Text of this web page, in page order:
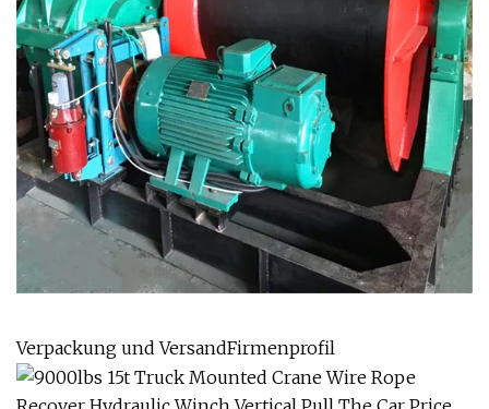
Verpackung und VersandFirmenprofil